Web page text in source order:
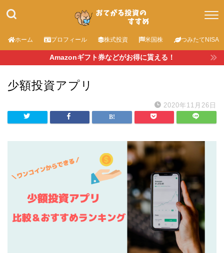
ホーム プロフィール 株式投資 米国株 つみたてNISA
Amazonギフト券などがお得に貰える！
少額投資アプリ
2020年11月26日